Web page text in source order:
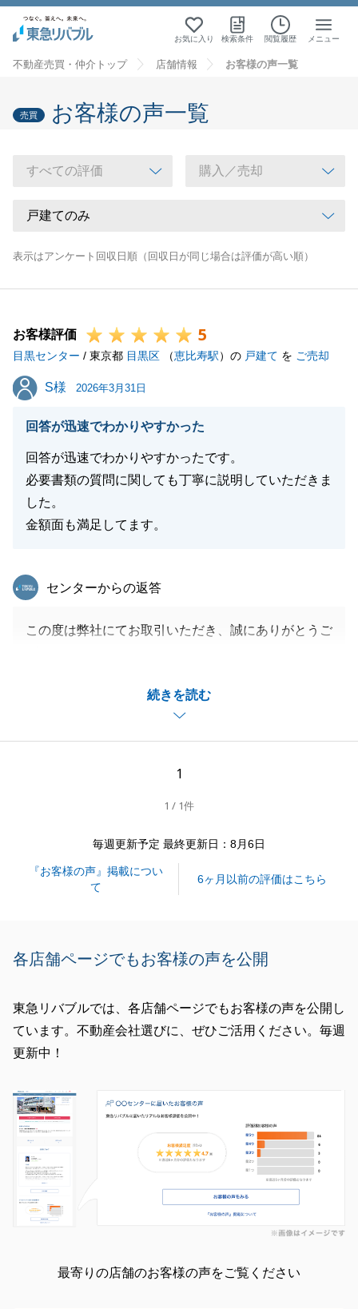
お気に入り 検索条件 閲覧履歴 メニュー
不動産売買・仲介トップ 店舗情報 お客様の声一覧
売買 お客様の声一覧
表示はアンケート回収日順（回収日が同じ場合は評価が高い順）
お客様評価 5
目黒センター / 東京都 目黒区 （恵比寿駅）の 戸建て を ご売却
S様
S様 2026年3月31日
回答が迅速でわかりやすかった
回答が迅速でわかりやすかったです。
必要書類の質問に関しても丁寧に説明していただきま
した。
金額面も満足してます。
続きを読む
東急リバブル
センターからの返答
この度は弊社にてお取引いただき、誠にありがとうご
したお陰で、スムーズにお取引を進めることが出来ま
今後とも、不動産の事でお困りのことがございました
1
1 / 1件
毎週更新予定 最終更新日：8月6日
『お客様の声』掲載につい
て
6ヶ月以前の評価はこちら
各店舗ページでもお客様の声を公開
東急リバブルでは、各店舗ページでもお客様の声を公開し
ています。不動産会社選びに、ぜひご活用ください。毎週
更新中！
最寄りの店舗のお客様の声をご覧ください